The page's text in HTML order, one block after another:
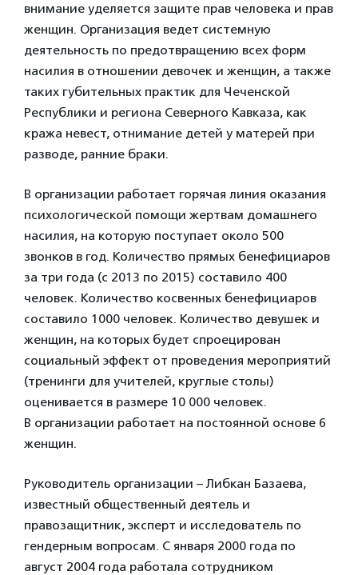
внимание уделяется защите прав человека и прав
женщин. Организация ведет системную
деятельность по предотвращению всех форм
насилия в отношении девочек и женщин, а также
таких губительных практик для Чеченской
Республики и региона Северного Кавказа, как
кража невест, отнимание детей у матерей при
разводе, ранние браки.
В организации работает горячая линия оказания
психологической помощи жертвам домашнего
насилия, на которую поступает около 500
звонков в год. Количество прямых бенефициаров
за три года (с 2013 по 2015) составило 400
человек. Количество косвенных бенефициаров
составило 1000 человек. Количество девушек и
женщин, на которых будет спроецирован
социальный эффект от проведения мероприятий
(тренинги для учителей, круглые столы)
оценивается в размере 10 000 человек.
В организации работает на постоянной основе 6
женщин.
Руководитель организации – Либкан Базаева,
известный общественный деятель и
правозащитник, эксперт и исследователь по
гендерным вопросам. С января 2000 года по
август 2004 года работала сотрудником